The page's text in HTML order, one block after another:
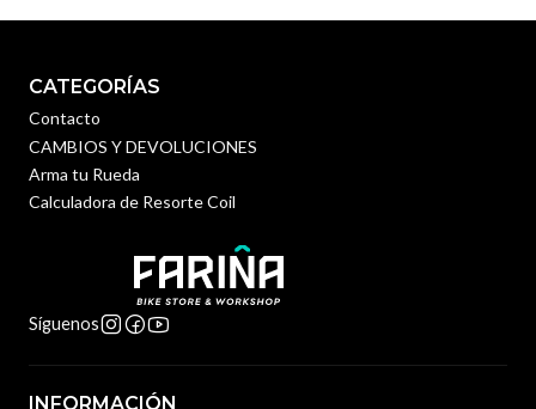
CATEGORÍAS
Contacto
CAMBIOS Y DEVOLUCIONES
Arma tu Rueda
Calculadora de Resorte Coil
Síguenos
INFORMACIÓN